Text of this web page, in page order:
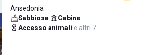
Ansedonia
Sabbiosa· Cabine·
Accesso animali·e altri 7…